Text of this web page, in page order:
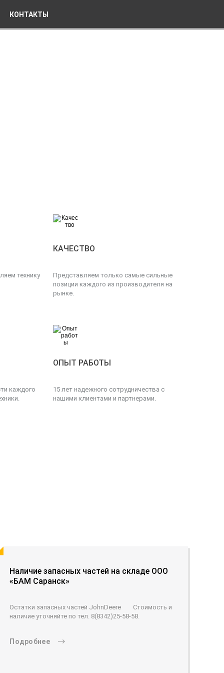
КОНТАКТЫ
технику
КАЧЕСТВО
Представляем только самые сильные
позиции каждого из производителя на
рынке.
каждого
ОПЫТ РАБОТЫ
15 лет надежного сотрудничества с
нашими клиентами и партнерами.
Наличие запасных частей на складе ООО
«БАМ Саранск»
Остатки запасных частей JohnDeere Стоимость и
наличие уточняйте по тел. 8(8342)25-58-58.
Подробнее